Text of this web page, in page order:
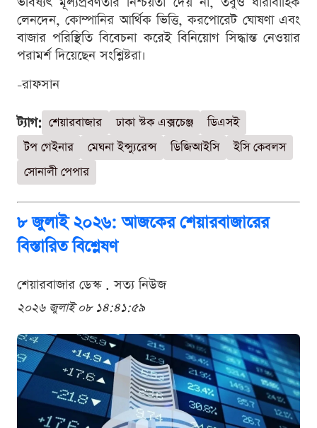
লেনদেন, কোম্পানির আর্থিক ভিত্তি, করপোরেট ঘোষণা এবং
বাজার পরিস্থিতি বিবেচনা করেই বিনিয়োগ সিদ্ধান্ত নেওয়ার
পরামর্শ দিয়েছেন সংশ্লিষ্টরা।
-রাফসান
ট্যাগ: শেয়ারবাজার ঢাকা স্টক এক্সচেঞ্জ
ডিএসই
টপ গেইনার
মেঘনা ইন্স্যুরেন্স ডিজিআইসি
ইসি কেবলস
সোনালী পেপার
৮ জুলাই ২০২৬: আজকের শেয়ারবাজারের
বিস্তারিত বিশ্লেষণ
শেয়ারবাজার ডেস্ক . সত্য নিউজ
২০২৬ জুলাই ০৮ ১৪:৪১:৫৯